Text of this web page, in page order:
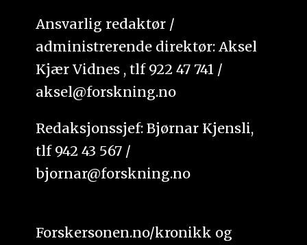
Ansvarlig redaktør /
administrerende direktør: Aksel
Kjær Vidnes , tlf 922 47 741 /
aksel@forskning.no
Redaksjonssjef: Bjørnar Kjensli,
tlf 942 43 567 /
bjornar@forskning.no
Forskersonen.no/kronikk og